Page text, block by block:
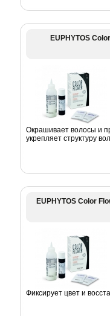
EUPHYTOS
Окрашивает волосы и
укрепляет структуру
EUPHYTOS Color
Фиксирует цвет и